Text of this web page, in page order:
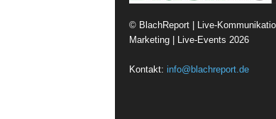
© BlachReport | Live-
Marketing | Live-Events 2026
Kontakt: info@blachreport.de